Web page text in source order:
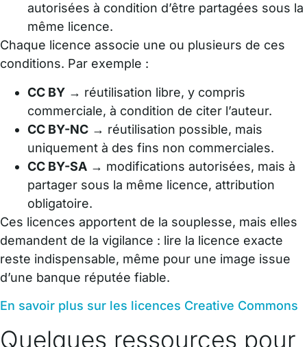
autorisées à condition d’être partagées sous la
même licence.
Chaque licence associe une ou plusieurs de ces
conditions. Par exemple :
CC BY → réutilisation libre, y compris
commerciale, à condition de citer l’auteur.
CC BY-NC → réutilisation possible, mais
uniquement à des fins non commerciales.
CC BY-SA → modifications autorisées, mais à
partager sous la même licence, attribution
obligatoire.
Ces licences apportent de la souplesse, mais elles
demandent de la vigilance : lire la licence exacte
reste indispensable, même pour une image issue
d’une banque réputée fiable.
En savoir plus sur les licences Creative Commons
Quelques ressources pour